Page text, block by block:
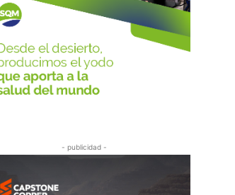
- publicidad -